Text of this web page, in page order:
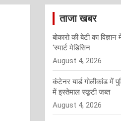
ताजा खबर
बोकारो की बेटी का
‘स्मार्ट मेडिसिन
August 4, 2026
कंटेनर यार्ड गोलीकांड में
में इस्तेमाल स्कूटी जब्त
August 4, 2026